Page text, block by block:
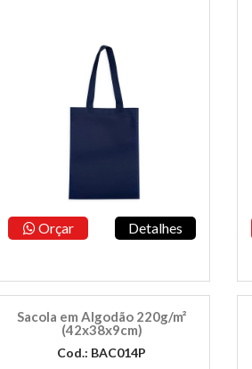
Orçar Detalhes
Sacola em Algodão 220g/m²
(42x38x9cm)
Cod.: BAC014P